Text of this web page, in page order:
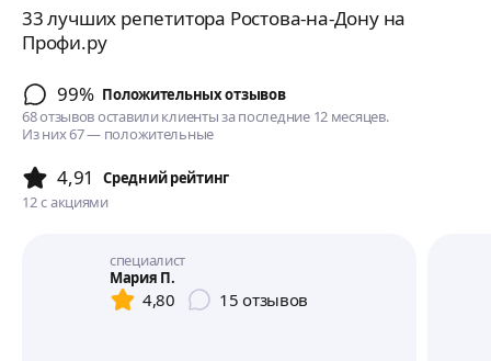
33 лучших репетитора Ростова-на-Дону на
Профи.ру
99% Положительных отзывов
68 отзывов оставили клиенты за последние 12 месяцев.
Из них 67 — положительные
4,91
Cредний рейтинг
12 с акциями
специалист
Мария П.
4,80 15 отзывов